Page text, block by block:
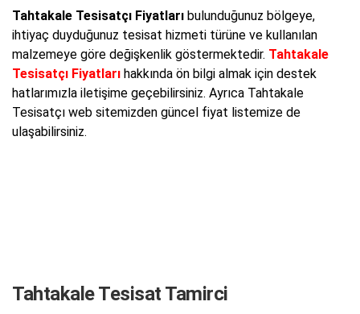
Tahtakale Tesisatçı Fiyatları bulunduğunuz bölgeye,
ihtiyaç duyduğunuz tesisat hizmeti türüne ve kullanılan
malzemeye göre değişkenlik göstermektedir. Tahtakale
Tesisatçı Fiyatları hakkında ön bilgi almak için destek
hatlarımızla iletişime geçebilirsiniz. Ayrıca Tahtakale
Tesisatçı web sitemizden güncel fiyat listemize de
ulaşabilirsiniz.
Tahtakale Tesisat Tamirci